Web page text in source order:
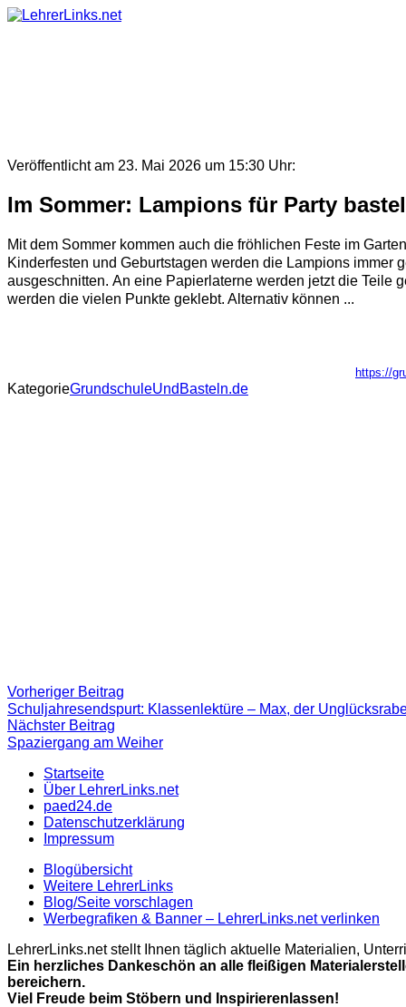
Skip
Veröffentlicht am 23. Mai 2026 um 15:30 Uhr:
Im Sommer: Lampions für Party
Mit dem Sommer kommen auch die fröhlichen Feste im
Kinderfesten und Geburtstagen werden die Lampions immer
ausgeschnitten. An eine Papierlaterne werden jetzt die Teile
werden die vielen Punkte geklebt. Alternativ können ...
https://
KategorieGrundschuleUndBasteln.de
Beitragsnavigation
Vorheriger Beitrag
Beitrag:
Schuljahresendspurt: Klassenlektüre – Max, der
Nächster Beitrag
Beitrag
Spaziergang am Weiher
Startseite
Über LehrerLinks.net
paed24.de
Datenschutzerklärung
Impressum
Blogübersicht
Weitere LehrerLinks
Blog/Seite vorschlagen
Werbegrafiken & Banner – LehrerLinks.net verlinken
LehrerLinks.net stellt Ihnen täglich aktuelle Materialien,
Ein herzliches Dankeschön an alle fleißigen
bereichern.
Viel Freude beim Stöbern und Inspirierenlassen!